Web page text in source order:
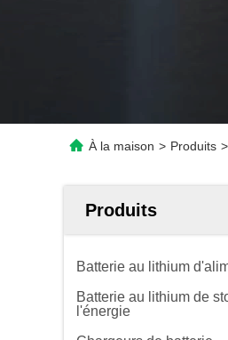
À la maison > Produits >
Produits
Batterie au lithium
Batterie au lithium de
l'énergie